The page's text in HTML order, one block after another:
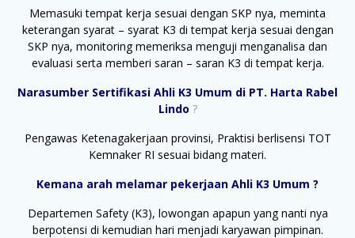
Memasuki tempat kerja sesuai dengan SKP nya, meminta
keterangan syarat – syarat K3 di tempat kerja sesuai dengan
SKP nya, monitoring memeriksa menguji menganalisa dan
evaluasi serta memberi saran – saran K3 di tempat kerja.
Narasumber Sertifikasi Ahli K3 Umum di PT. Harta Rabel
Lindo ?
Pengawas Ketenagakerjaan provinsi, Praktisi berlisensi TOT
Kemnaker RI sesuai bidang materi.
Kemana arah melamar pekerjaan Ahli K3 Umum ?
Departemen Safety (K3), lowongan apapun yang nanti nya
berpotensi di kemudian hari menjadi karyawan pimpinan.